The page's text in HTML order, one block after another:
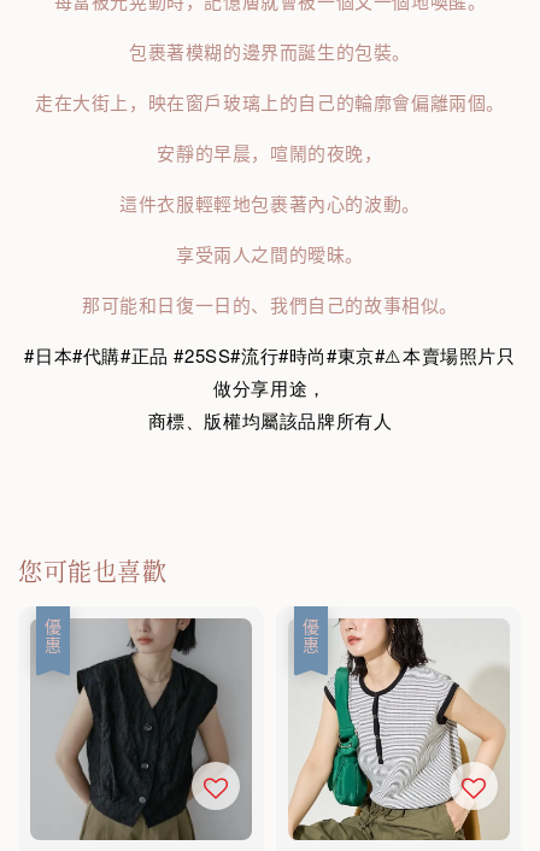
包裹著模糊的邊界而誕生的包裝。
走在大街上，映在窗戶玻璃上的自己的輪廓會偏離兩個。
安靜的早晨，喧鬧的夜晚，
這件衣服輕輕地包裹著內心的波動。
享受兩人之間的曖昧。
那可能和日復一日的、我們自己的故事相似。
#日本#代購#正品 #25SS#流行#時尚#東京#⚠️本賣場照片只
做分享用途，
商標、版權均屬該品牌所有人
您可能也喜歡
優惠 優惠